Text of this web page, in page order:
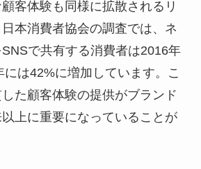
客体験も同様に拡散されるリ
本消費者協会の調査では、ネ
で共有する消費者は2016年
は42%に増加しています。こ
た顧客体験の提供がブランド
上に重要になっていることが